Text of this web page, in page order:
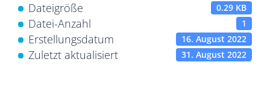
Dateigröße 0.29 KB
Datei-Anzahl 1
Erstellungsdatum 16. August 2022
Zuletzt aktualisiert 31. August 2022